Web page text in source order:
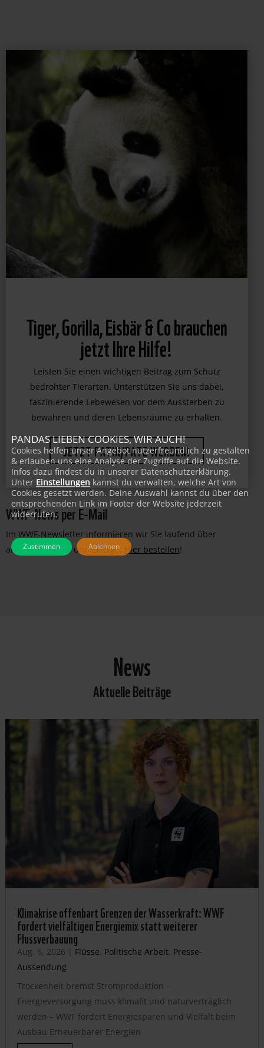
Tiger, Gorilla, Eisbär & Co brauchen
jetzt Ihre Hilfe!
Leisten Sie einen wichtigen Beitrag zum Schutz
bedrohter Tierarten. Unterstützen Sie uns dabei,
faszinierende Lebewesen vor dem Aussterben zu
bewahren und deren Lebensräume zu erhalten.
JETZT PATIN/PATE WERDEN!
WWF-News per E-Mail
Im WWF-Newsletter informieren wir Sie laufend über
aktuelle Projekte und Erfolge:
Hier bestellen!
News
Aktuelle Beiträge
Klimakrise offenbart Grenzen der Wasserkraft: WWF
fordert vielfältigen Energiemix statt weiterer
Flussverbauung
Aug. 6, 2026 | Flüsse, Politische Arbeit, Presse-
Aussendung
Trockenheit bremst Stromproduktion –
Energieversorgung muss klimafit und naturverträglich
werden – WWF fordert Energiesparen und Vielfalt beim
Ausbau Erneuerbarer Energien
PANDAS LIEBEN COOKIES, WIR AUCH!
Cookies helfen unser Angebot nutzerfreundlich zu gestalten
& erlauben uns eine Analyse der Zugriffe auf die Website.
Infos dazu findest du in unserer Datenschutzerklärung.
Unter Einstellungen kannst du verwalten, welche Art von
Cookies gesetzt werden. Deine Auswahl kannst du über den
entsprechenden Link im Footer der Website jederzeit
widerrufen.
Zustimmen Ablehnen